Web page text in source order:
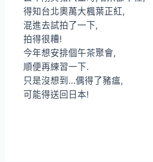
得知台北奧萬大楓葉正紅,
混進去試拍了一下,
拍得很糟!
今年想安排個午茶聚會,
順便再練習一下.
只是沒想到…偶得了豬瘟,
可能得送回日本!